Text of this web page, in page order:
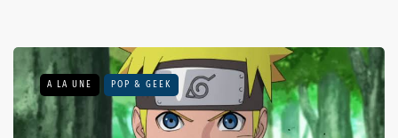
A LA UNE POP & GEEK